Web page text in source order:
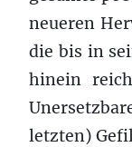
neueren
die bis in
hinein
letzten)